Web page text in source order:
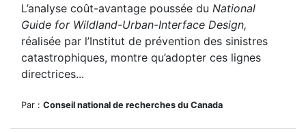
L’analyse coût-avantage poussée du National
Guide for Wildland-Urban-Interface Design,
réalisée par l’Institut de prévention des sinistres
catastrophiques, montre qu’adopter ces lignes
directrices...
Par : Conseil national de recherches du Canada